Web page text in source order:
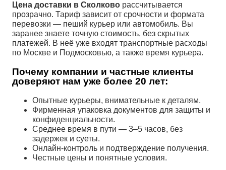
Цена доставки в Сколково рассчитывается
прозрачно. Тариф зависит от срочности и формата
перевозки — пеший курьер или автомобиль. Вы
заранее знаете точную стоимость, без скрытых
платежей. В неё уже входят транспортные расходы
по Москве и Подмосковью, а также время курьера.
Почему компании и частные клиенты
доверяют нам уже более 20 лет:
Опытные курьеры, внимательные к деталям.
Фирменная упаковка документов для защиты и
конфиденциальности.
Среднее время в пути — 3–5 часов, без
задержек и суеты.
Онлайн-контроль и подтверждение получения.
Честные цены и понятные условия.